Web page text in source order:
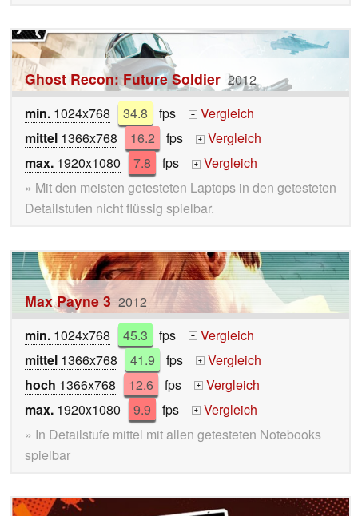
Ghost Recon: Future Soldier 2012
min. 1024x768 34.8 fps +
Vergleich
mittel 1366x768 16.2 fps +
Vergleich
max. 1920x1080 7.8 fps +
Vergleich
» Mit den meisten getesteten Laptops in den getesteten
Detailstufen nicht flüssig spielbar.
Max Payne 3 2012
min. 1024x768 45.3 fps +
Vergleich
mittel 1366x768 41.9 fps +
Vergleich
hoch 1366x768 12.6 fps +
Vergleich
max. 1920x1080 9.9 fps +
Vergleich
» In Detailstufe mittel mit allen getesteten Notebooks
spielbar